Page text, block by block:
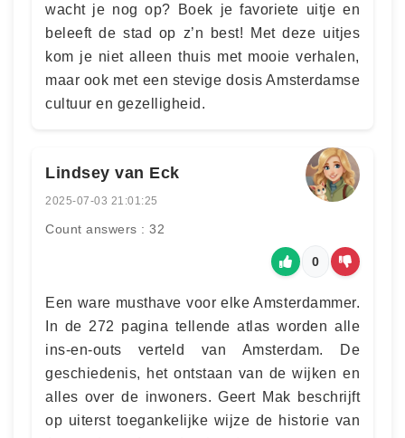
wacht je nog op? Boek je favoriete uitje en
beleeft de stad op z’n best! Met deze uitjes
kom je niet alleen thuis met mooie verhalen,
maar ook met een stevige dosis Amsterdamse
cultuur en gezelligheid.
Lindsey van Eck
2025-07-03 21:01:25
Count answers : 32
0
Een ware musthave voor elke Amsterdammer.
In de 272 pagina tellende atlas worden alle
ins-en-outs verteld van Amsterdam. De
geschiedenis, het ontstaan van de wijken en
alles over de inwoners. Geert Mak beschrijft
op uiterst toegankelijke wijze de historie van